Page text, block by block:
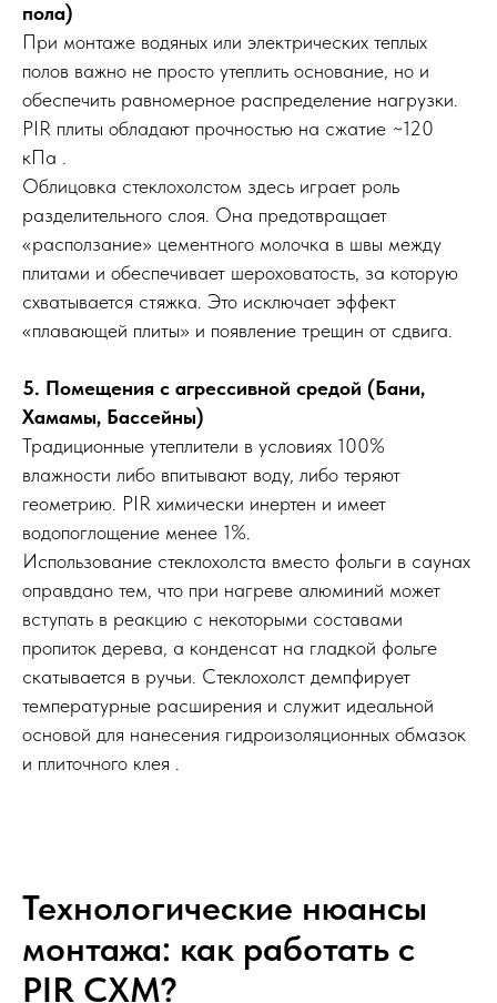
пола)
При монтаже водяных или электрических теплых
полов важно не просто утеплить основание, но и
обеспечить равномерное распределение нагрузки.
PIR плиты обладают прочностью на сжатие ~120
кПа .
Облицовка стеклохолстом здесь играет роль
разделительного слоя. Она предотвращает
«расползание» цементного молочка в швы между
плитами и обеспечивает шероховатость, за которую
схватывается стяжка. Это исключает эффект
«плавающей плиты» и появление трещин от сдвига.
5. Помещения с агрессивной средой (Бани,
Хамамы, Бассейны)
Традиционные утеплители в условиях 100%
влажности либо впитывают воду, либо теряют
геометрию. PIR химически инертен и имеет
водопоглощение менее 1%.
Использование стеклохолста вместо фольги в саунах
оправдано тем, что при нагреве алюминий может
вступать в реакцию с некоторыми составами
пропиток дерева, а конденсат на гладкой фольге
скатывается в ручьи. Стеклохолст демпфирует
температурные расширения и служит идеальной
основой для нанесения гидроизоляционных обмазок
и плиточного клея .
Технологические нюансы
монтажа: как работать с
PIR СХМ?